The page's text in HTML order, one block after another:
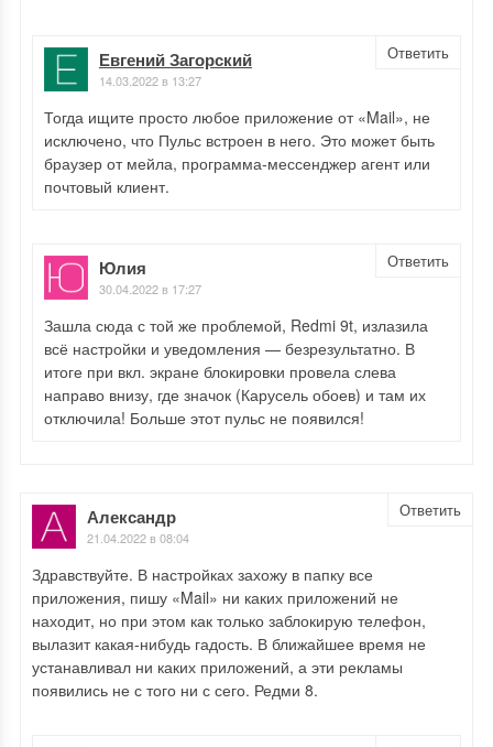
Евгений Загорский
14.03.2022 в 13:27
Тогда ищите просто любое приложение от «Mail», не
исключено, что Пульс встроен в него. Это может быть
браузер от мейла, программа-мессенджер агент или
почтовый клиент.
Ответить
Юлия
30.04.2022 в 17:27
Зашла сюда с той же проблемой, Redmi 9t, излазила
всё настройки и уведомления — безрезультатно. В
итоге при вкл. экране блокировки провела слева
направо внизу, где значок (Карусель обоев) и там их
отключила! Больше этот пульс не появился!
Ответить
Александр
21.04.2022 в 08:04
Здравствуйте. В настройках захожу в папку все
приложения, пишу «Mail» ни каких приложений не
находит, но при этом как только заблокирую телефон,
вылазит какая-нибудь гадость. В ближайшее время не
устанавливал ни каких приложений, а эти рекламы
появились не с того ни с сего. Редми 8.
Ответить